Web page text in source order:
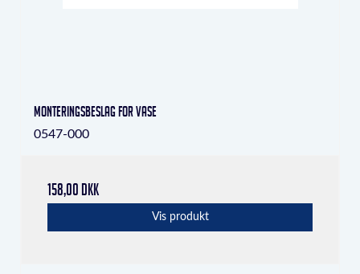
Monteringsbeslag for vase
0547-000
158,00 DKK
Vis produkt